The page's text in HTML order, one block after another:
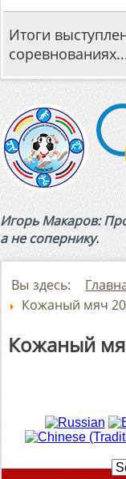
Итоги
Игорь Макаров:
а не сопернику.
Вы здесь:
Кожаный
Кожаный